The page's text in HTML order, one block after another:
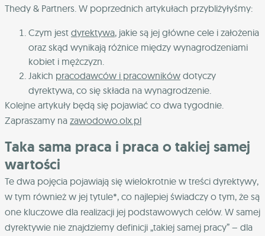
Thedy & Partners. W poprzednich artykułach przybliżyłyśmy:
Czym jest dyrektywa, jakie są jej główne cele i założenia
oraz skąd wynikają różnice między wynagrodzeniami
kobiet i mężczyzn.
Jakich pracodawców i pracowników dotyczy
dyrektywa, co się składa na wynagrodzenie.
Kolejne artykuły będą się pojawiać co dwa tygodnie.
Zapraszamy na zawodowo.olx.pl
Taka sama praca i praca o takiej samej
wartości
Te dwa pojęcia pojawiają się wielokrotnie w treści dyrektywy,
w tym również w jej tytule*, co najlepiej świadczy o tym, że są
one kluczowe dla realizacji jej podstawowych celów. W samej
dyrektywie nie znajdziemy definicji „takiej samej pracy” – dla